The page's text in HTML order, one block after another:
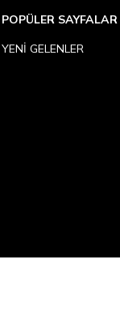
POPÜLER SAYFALAR
YENİ GELENLER